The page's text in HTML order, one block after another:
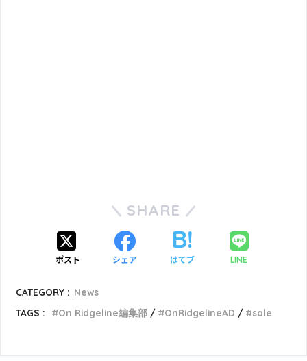
SHARE
ポスト シェア はてブ LINE
CATEGORY : News
TAGS :
On Ridgeline編集部 OnRidgelineAD sale